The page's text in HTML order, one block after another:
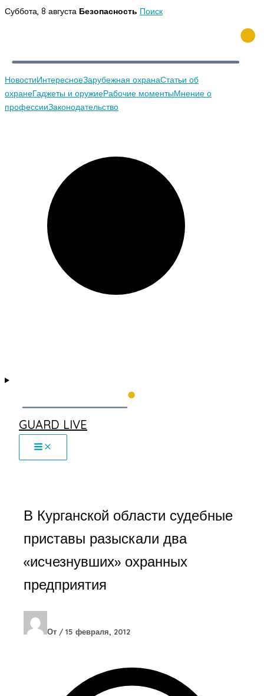
Перейти
Суббота, 8 августа Безопасность Поиск
НовостиИнтересноеЗарубежная охранаСтатьи об
охранеГаджеты и оружиеРабочие моментыМнение о
профессииЗаконодательство
GUARD LIVE
В Курганской области судебные
приставы разыскали два
«исчезнувших» охранных
предприятия
От / 15 февраля, 2012